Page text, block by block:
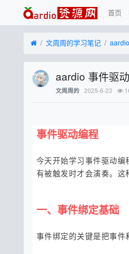
首页
文周周的学习笔记
aardio 事件驱动
文周周的 2025-6-23
事件驱动编程
今天开始学习事件驱动
有被触发时才会演奏。这
一、事件绑定基础
事件绑定的关键是把事